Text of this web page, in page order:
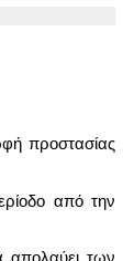
προστασίας
από την